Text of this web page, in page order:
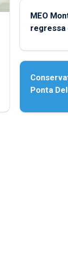
MEO
regressa
Ponta